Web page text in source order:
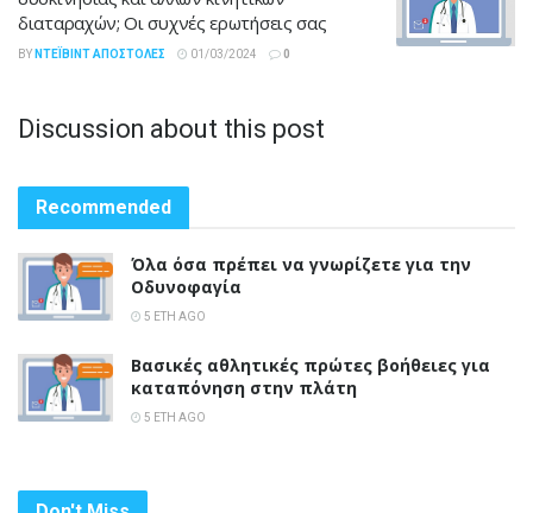
διαταραχών; Οι συχνές ερωτήσεις σας
BY ΝΤΈΙΒΙΝΤ ΑΠΟΣΤΌΛΕΣ 01/03/2024 0
Discussion about this post
Recommended
Όλα όσα πρέπει να γνωρίζετε για την
Οδυνοφαγία
5 ΈΤΗ AGO
Βασικές αθλητικές πρώτες βοήθειες για
καταπόνηση στην πλάτη
5 ΈΤΗ AGO